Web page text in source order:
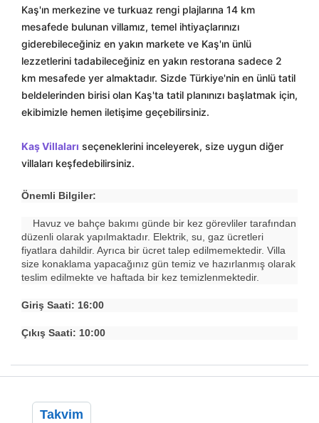
Kaş'ın merkezine ve turkuaz rengi plajlarına 14 km
mesafede bulunan villamız, temel ihtiyaçlarınızı
giderebileceğiniz en yakın markete ve Kaş'ın ünlü
lezzetlerini tadabileceğiniz en yakın restorana sadece 2
km mesafede yer almaktadır. Sizde Türkiye'nin en ünlü tatil
beldelerinden birisi olan Kaş'ta tatil planınızı başlatmak için,
ekibimizle hemen iletişime geçebilirsiniz.
Kaş Villaları seçeneklerini inceleyerek, size uygun diğer
villaları keşfedebilirsiniz.
Önemli Bilgiler:
Havuz ve bahçe bakımı günde bir kez görevliler tarafından
düzenli olarak yapılmaktadır. Elektrik, su, gaz ücretleri
fiyatlara dahildir. Ayrıca bir ücret talep edilmemektedir. Villa
size konaklama yapacağınız gün temiz ve hazırlanmış olarak
teslim edilmekte ve haftada bir kez temizlenmektedir.
Giriş Saati: 16:00
Çıkış Saati: 10:00
Takvim